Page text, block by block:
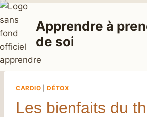
Aller
au
contenu
Apprendre à
de soi
CARDIO |DÉTOX
Les bienfaits du